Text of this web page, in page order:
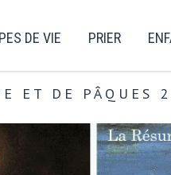
DE VIE PRIER
ET DE PÂQUES